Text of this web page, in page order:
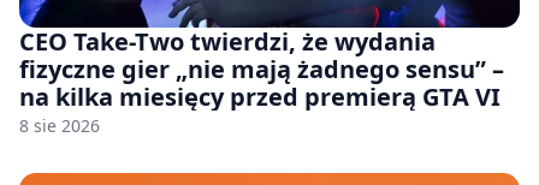
CEO Take-Two twierdzi, że wydania
fizyczne gier „nie mają żadnego sensu” –
na kilka miesięcy przed premierą GTA VI
8 sie 2026